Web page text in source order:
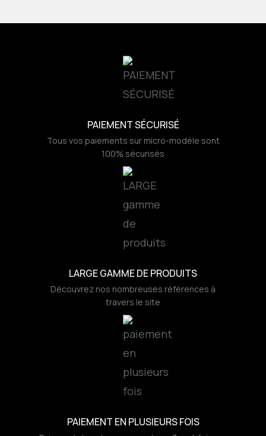
PAIEMENT SÉCURISÉ
Tous vos paiements sur micro-modèle sont
100% sécurisés
LARGE GAMME DE PRODUITS
Découvrez nos nombreuses références à
travers le site
PAIEMENT EN PLUSIEURS FOIS